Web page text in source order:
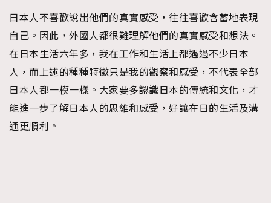
日本人不喜歡說出他們的真實感受，往往喜歡含蓄地表現
自己。因此，外國人都很難理解他們的真實感受和想法。
在日本生活六年多，我在工作和生活上都遇過不少日本
人，而上述的種種特徵只是我的觀察和感受，不代表全部
日本人都一模一樣。大家要多認識日本的傳統和文化，才
能進一步了解日本人的思維和感受，好讓在日的生活及溝
通更順利。